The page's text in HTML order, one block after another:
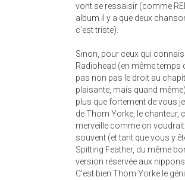
vont se ressaisir (comme
album il y a que deux
c'est triste).
Sinon, pour ceux qui
Radiohead (en même temps
pas non pas le droit au
plaisante, mais quand
plus que fortement de vous
de Thom Yorke, le chanteur,
merveille comme on
souvent (et tant que vous y
Spitting Feather, du même
version réservée aux
C'est bien Thom Yorke le